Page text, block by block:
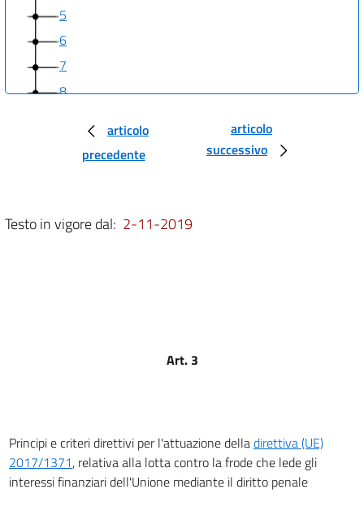
5
6
7
8
13
22
23
articolo
precedente
articolo
successivo
Testo in vigore dal: 2-11-2019
Art. 3
Principi e criteri direttivi per l'attuazione delladirettiva (UE)
2017/1371, relativa alla lotta contro la frode che lede gli
interessi finanziari dell'Unione mediante il diritto penale